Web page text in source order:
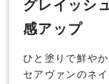
グレイッシ
感アップ
ひと塗りで鮮や
セアヴァンのネ